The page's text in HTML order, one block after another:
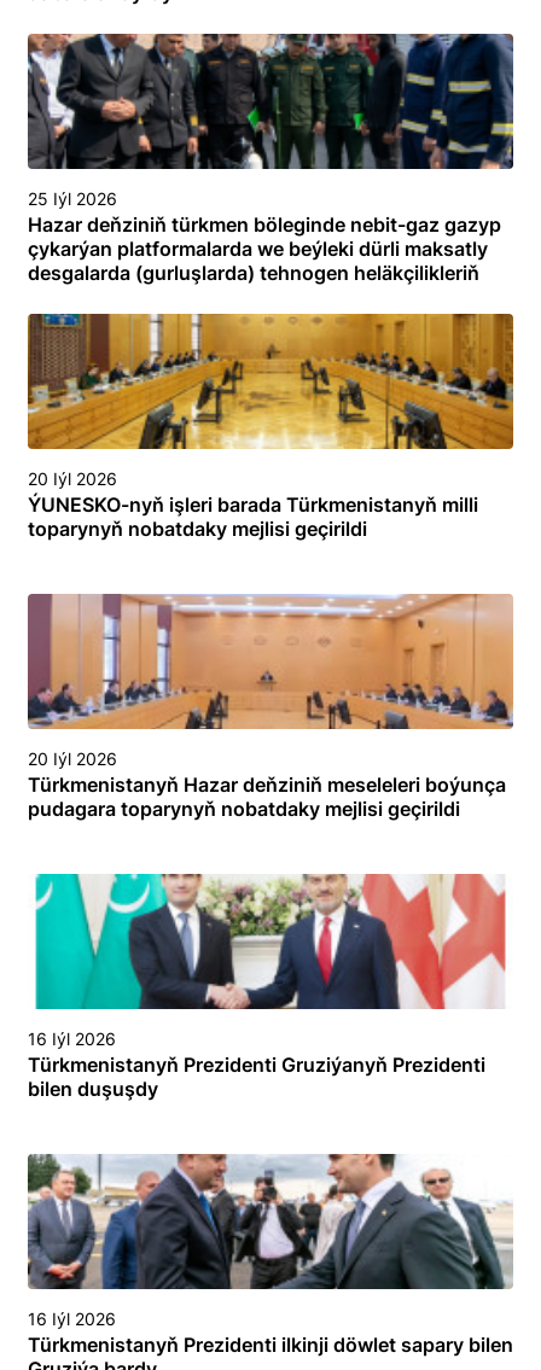
25 Iýl 2026
Hazar deňziniň türkmen böleginde nebit-gaz gazyp
çykarýan platformalarda we beýleki dürli maksatly
desgalarda (gurluşlarda) tehnogen heläkçilikleriň
toplumlaýyn türgenleşik okuwy
20 Iýl 2026
ÝUNESKO-nyň işleri barada Türkmenistanyň milli
toparynyň nobatdaky mejlisi geçirildi
20 Iýl 2026
Türkmenistanyň Hazar deňziniň meseleleri boýunça
pudagara toparynyň nobatdaky mejlisi geçirildi
16 Iýl 2026
Türkmenistanyň Prezidenti Gruziýanyň Prezidenti
bilen duşuşdy
16 Iýl 2026
Türkmenistanyň Prezidenti ilkinji döwlet sapary bilen